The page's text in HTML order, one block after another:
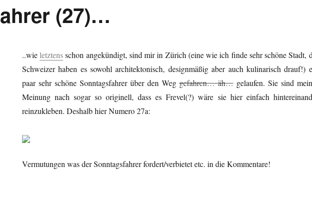
(27)…
..wieletztensschon angekündigt, sind mir in Zürich (eine wie ich finde sehr schöne Stadt,
Schweizer haben es sowohl architektonisch, designmäßig aber auch kulinarisch drauf!)
paar sehr schöne Sonntagsfahrer über den Weggefahren… äh…gelaufen. Sie sind
Meinung nach sogar so originell, dass es Frevel(?) wäre sie hier einfach
reinzukleben. Deshalb hier Numero 27a:
Vermutungen was der Sonntagsfahrer fordert/verbietet etc. in die Kommentare!